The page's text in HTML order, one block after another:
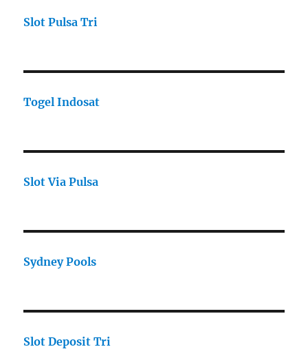
Slot Pulsa Tri
Togel Indosat
Slot Via Pulsa
Sydney Pools
Slot Deposit Tri